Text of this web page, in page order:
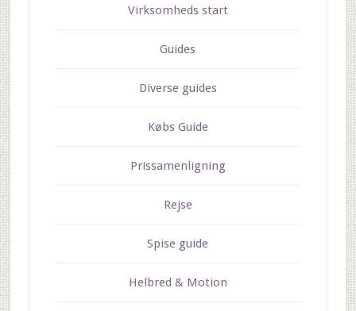
Virksomheds start
Guides
Diverse guides
Købs Guide
Prissamenligning
Rejse
Spise guide
Helbred & Motion